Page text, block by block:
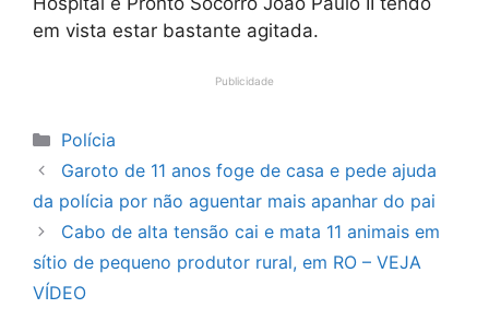
em vista estar bastante agitada.
Publicidade
Categorias
Polícia
Garoto de 11 anos foge de casa e pede ajuda
da polícia por não aguentar mais apanhar do pai
Cabo de alta tensão cai e mata 11 animais em
sítio de pequeno produtor rural, em RO – VEJA
VÍDEO